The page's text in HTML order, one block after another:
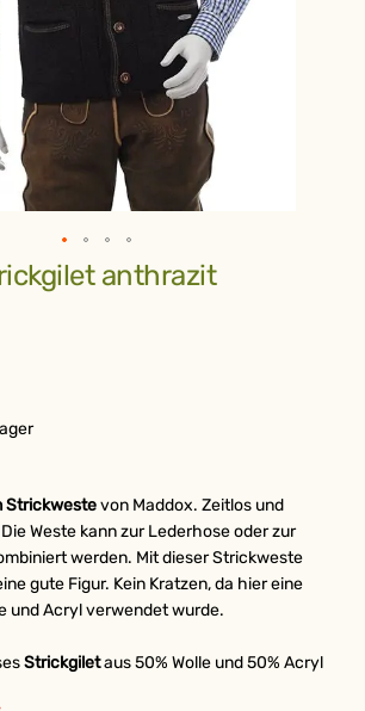
anthrazit
Strickwestevon Maddox. Zeitlos und
Weste kann zur Lederhose oder zur
werden. Mit dieser Strickweste
gute Figur. Kein Kratzen, da hier eine
und Acryl verwendet wurde.
Strickgiletaus 50% Wolle und 50% Acryl